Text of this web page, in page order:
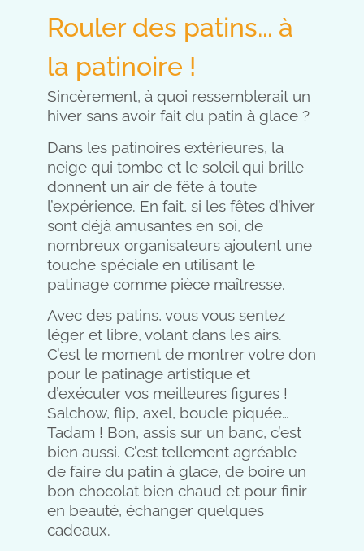
Rouler des patins... à
la patinoire !
Sincèrement, à quoi ressemblerait un
hiver sans avoir fait du patin à glace ?
Dans les patinoires extérieures, la
neige qui tombe et le soleil qui brille
donnent un air de fête à toute
l’expérience. En fait, si les fêtes d’hiver
sont déjà amusantes en soi, de
nombreux organisateurs ajoutent une
touche spéciale en utilisant le
patinage comme pièce maîtresse.
Avec des patins, vous vous sentez
léger et libre, volant dans les airs.
C’est le moment de montrer votre don
pour le patinage artistique et
d’exécuter vos meilleures figures !
Salchow, flip, axel, boucle piquée…
Tadam ! Bon, assis sur un banc, c’est
bien aussi. C’est tellement agréable
de faire du patin à glace, de boire un
bon chocolat bien chaud et pour finir
en beauté, échanger quelques
cadeaux.